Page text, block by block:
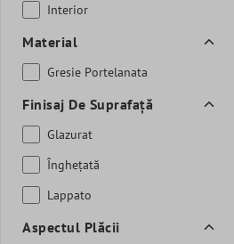
Interior
Material
Gresie Portelanata
Finisaj De Suprafață
Glazurat
Înghețată
Lappato
Aspectul Plăcii